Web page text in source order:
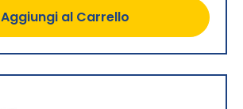
Aggiungi al Carrello